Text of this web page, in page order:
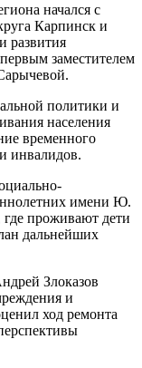
начался с
Карпинск и
развития
заместителем
политики и
населения
временного
инвалидов.
имени Ю.
проживают дети
дальнейших
Злоказов
и
ход ремонта